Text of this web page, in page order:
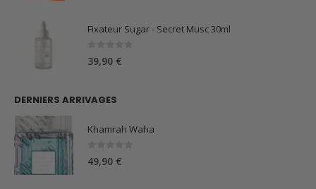
Fixateur Sugar - Secret Musc 30ml
0 sur 5
39,90 €
DERNIERS ARRIVAGES
Khamrah Waha
0 sur 5
49,90 €